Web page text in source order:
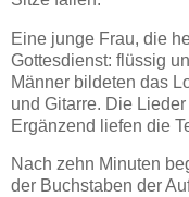
Eine junge Frau, die
Gottesdienst: flüssig
Männer bildeten das
und Gitarre. Die
Ergänzend liefen die
Nach zehn Minuten
der Buchstaben der